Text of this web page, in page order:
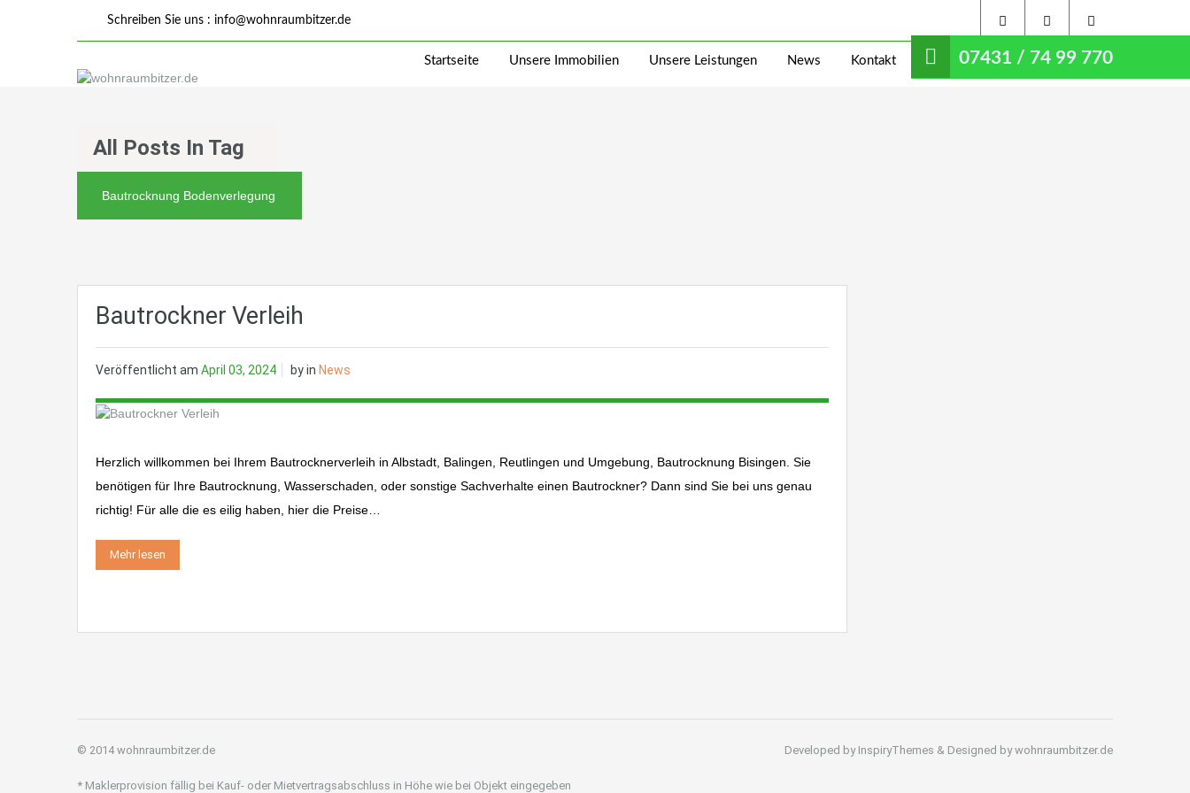
Schreiben Sie uns : info@wohnraumbitzer.de
07431 / 74 99 770
Startseite Unsere Immobilien Unsere Leistungen News Kontakt
All Posts In Tag
Bautrocknung Bodenverlegung
Bautrockner Verleih
Veröffentlicht am April 03, 2024 byin News
Herzlich willkommen bei Ihrem Bautrocknerverleih in Albstadt, Balingen, Reutlingen und Umgebung, Bautrocknung Bisingen. Sie
benötigen für Ihre Bautrocknung, Wasserschaden, oder sonstige Sachverhalte einen Bautrockner? Dann sind Sie bei uns genau
richtig! Für alle die es eilig haben, hier die Preise…
Mehr lesen
© 2014 wohnraumbitzer.de
* Maklerprovision fällig bei Kauf- oder Mietvertragsabschluss in Höhe wie bei Objekt eingegeben
Developed by InspiryThemes & Designed by wohnraumbitzer.de